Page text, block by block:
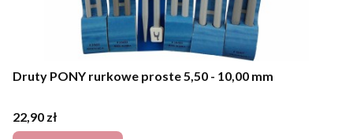
Druty PONY rurkowe proste 5,50 - 10,00 mm
Cena
22,90 zł